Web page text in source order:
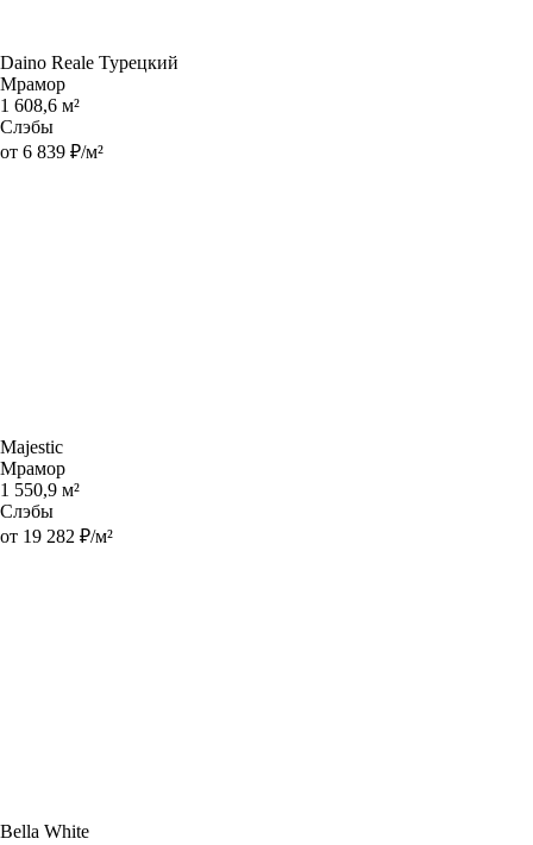
Daino Reale Турецкий
Мрамор
1 608,6 м²
Слэбы
от 6 839 ₽/м²
Majestic
Мрамор
1 550,9 м²
Слэбы
от 19 282 ₽/м²
Bella White